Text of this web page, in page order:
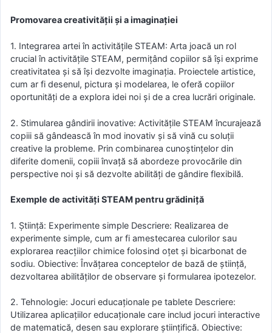
Promovarea creativității și a imaginației
1. Integrarea artei în activitățile STEAM: Arta joacă un rol
crucial în activitățile STEAM, permițând copiilor să își exprime
creativitatea și să își dezvolte imaginația. Proiectele artistice,
cum ar fi desenul, pictura și modelarea, le oferă copiilor
oportunități de a explora idei noi și de a crea lucrări originale.
2. Stimularea gândirii inovative: Activitățile STEAM încurajează
copiii să gândească în mod inovativ și să vină cu soluții
creative la probleme. Prin combinarea cunoștințelor din
diferite domenii, copiii învață să abordeze provocările din
perspective noi și să dezvolte abilități de gândire flexibilă.
Exemple de activități STEAM pentru grădiniță
1. Știință: Experimente simple Descriere: Realizarea de
experimente simple, cum ar fi amestecarea culorilor sau
explorarea reacțiilor chimice folosind oțet și bicarbonat de
sodiu. Obiective: Învățarea conceptelor de bază de știință,
dezvoltarea abilităților de observare și formularea ipotezelor.
2. Tehnologie: Jocuri educaționale pe tablete Descriere:
Utilizarea aplicațiilor educaționale care includ jocuri interactive
de matematică, desen sau explorare științifică. Obiective: